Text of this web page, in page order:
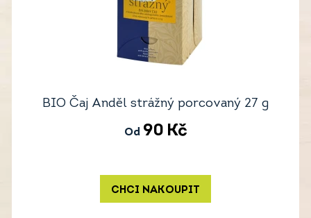
BIO Čaj Anděl strážný porcovaný 27 g
Od 90 Kč
CHCI NAKOUPIT